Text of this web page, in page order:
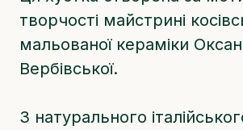
творчості майстрині
мальованої кераміки
Вербівської.
З натурального